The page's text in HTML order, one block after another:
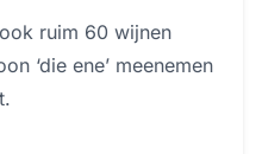
ruim 60 wijnen
‘die ene’ meenemen